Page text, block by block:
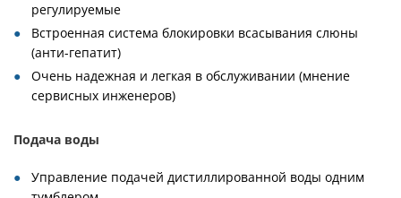
регулируемые
Встроенная система блокировки всасывания слюны
(анти-гепатит)
Очень надежная и легкая в обслуживании (мнение
сервисных инженеров)
Подача воды
Управление подачей дистиллированной воды одним